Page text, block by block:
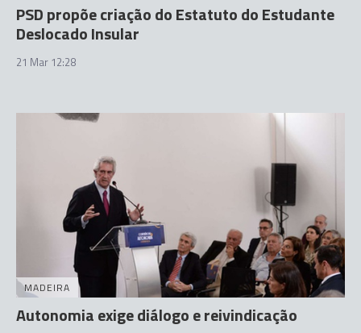
PSD propõe criação do Estatuto do Estudante
Deslocado Insular
21 Mar 12:28
MADEIRA
Autonomia exige diálogo e reivindicação